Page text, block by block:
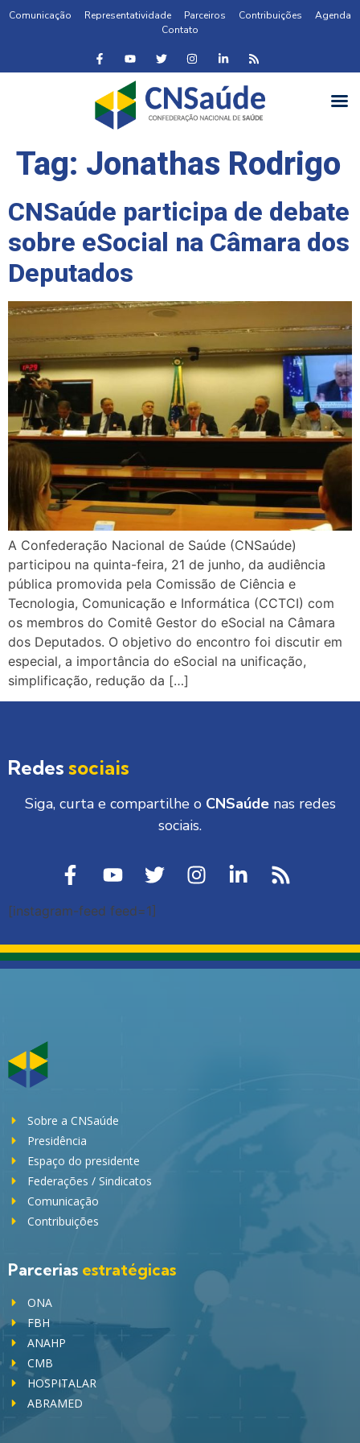
Comunicação Representatividade Parceiros Contribuições
Agenda
Contato
Tag: Jonathas Rodrigo
CNSaúde participa de debate
sobre eSocial na Câmara dos
Deputados
A Confederação Nacional de Saúde (CNSaúde)
participou na quinta-feira, 21 de junho, da audiência
pública promovida pela Comissão de Ciência e
Tecnologia, Comunicação e Informática (CCTCI) com
os membros do Comitê Gestor do eSocial na Câmara
dos Deputados. O objetivo do encontro foi discutir em
especial, a importância do eSocial na unificação,
simplificação, redução da […]
Redes sociais
Siga, curta e compartilhe o CNSaúdenas redes
sociais.
[instagram-feed feed=1]
Sobre a CNSaúde
Presidência
Espaço do presidente
Federações / Sindicatos
Comunicação
Contribuições
Parcerias estratégicas
ONA
FBH
ANAHP
CMB
HOSPITALAR
ABRAMED